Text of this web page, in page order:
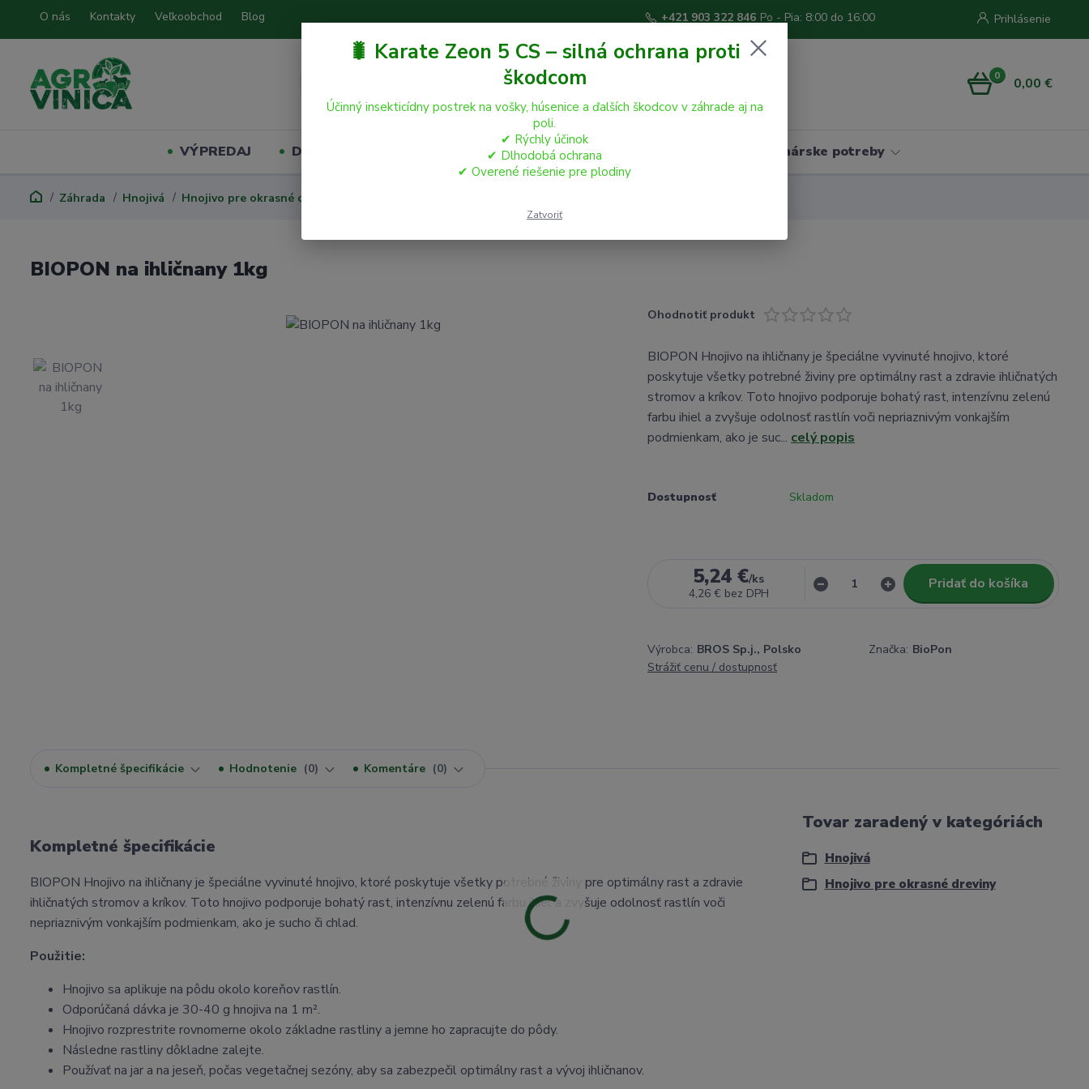
O nás Kontakty Veľkoobchod Blog Prihlásenie
+421 903 322 846 Po - Pia: 8:00 do 16:00
0 0,00 €
VÝPREDAJ Domáci miláčikovia Hospodárske zvieratá Vinárske potreby
Záhrada Hnojivá Hnojivo pre okrasné dreviny
BIOPON na ihličnany 1kg
Ohodnotiť produkt
BIOPON Hnojivo na ihličnany je špeciálne vyvinuté hnojivo, ktoré
poskytuje všetky potrebné živiny pre optimálny rast a zdravie ihličnatých
stromov a kríkov. Toto hnojivo podporuje bohatý rast, intenzívnu zelenú
farbu ihiel a zvyšuje odolnosť rastlín voči nepriaznivým vonkajším
podmienkam, ako je suc... celý popis
Dostupnosť Skladom
5,24 €/ks
4,26 € bez DPH
Pridať do košíka
Výrobca: BROS Sp.j., Polsko Značka: BioPon
Strážiť cenu / dostupnosť
Kompletné špecifikácie Hodnotenie 0 Komentáre 0
Kompletné špecifikácie
BIOPON Hnojivo na ihličnany je špeciálne vyvinuté hnojivo, ktoré poskytuje všetky potrebné živiny pre optimálny rast a zdravie
ihličnatých stromov a kríkov. Toto hnojivo podporuje bohatý rast, intenzívnu zelenú farbu ihiel a zvyšuje odolnosť rastlín voči
nepriaznivým vonkajším podmienkam, ako je sucho či chlad.
Použitie:
Hnojivo sa aplikuje na pôdu okolo koreňov rastlín.
Odporúčaná dávka je 30-40 g hnojiva na 1 m².
Hnojivo rozprestrite rovnomerne okolo základne rastliny a jemne ho zapracujte do pôdy.
Následne rastliny dôkladne zalejte.
Používať na jar a na jeseň, počas vegetačnej sezóny, aby sa zabezpečil optimálny rast a vývoj ihličnanov.
Tovar zaradený v kategóriách
Hnojivá
Hnojivo pre okrasné dreviny
🐛 Karate Zeon 5 CS – silná ochrana proti
škodcom
Účinný insekticídny postrek na vošky, húsenice a ďalších škodcov v záhrade aj na
poli.
✔ Rýchly účinok
✔ Dlhodobá ochrana
✔ Overené riešenie pre plodiny
Zatvoriť